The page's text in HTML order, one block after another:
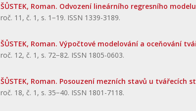
ŠŮSTEK, Roman. Odvození lineárního regresního
roč. 11, č. 1, s. 1−19. ISSN 1339-3189.
ŠŮSTEK, Roman. Výpočtové modelování a oceňování
roč. 12, č. 1, s. 72−82. ISSN 1805-0603.
ŠŮSTEK, Roman. Posouzení mezních stavů u
roč. 18, č. 1, s. 35−40. ISSN 1801-7118.